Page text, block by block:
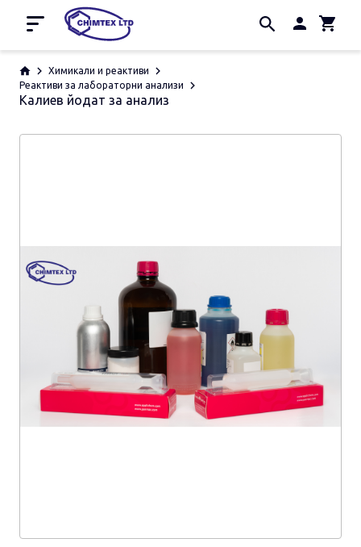
Начало
Промоции
За нас
Химикали и реактиви
Реактиви за лабораторни анализи
Калиев йодат за анализ